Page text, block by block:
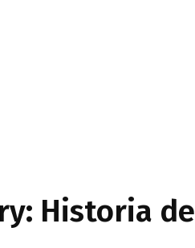
Historia de